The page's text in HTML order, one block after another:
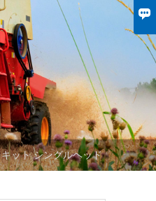

ット シングルヘッド